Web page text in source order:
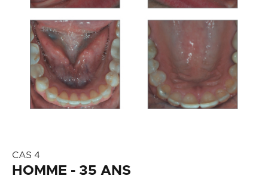
CAS 4
HOMME - 35 ANS